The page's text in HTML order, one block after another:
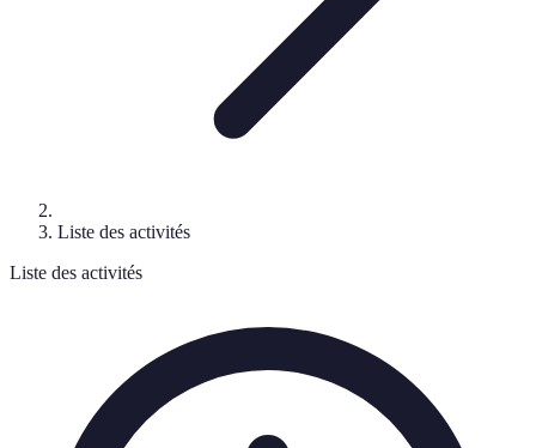
Liste des activités
Liste des activités